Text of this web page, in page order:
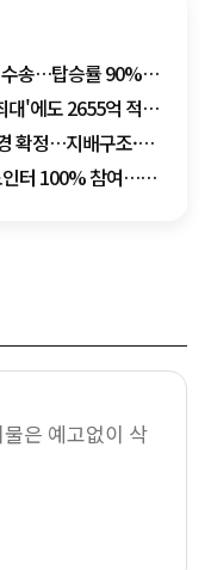
수송…탑승률 90%
대'에도 2655억 적자
확정…지배구조·
인터 100% 참여…